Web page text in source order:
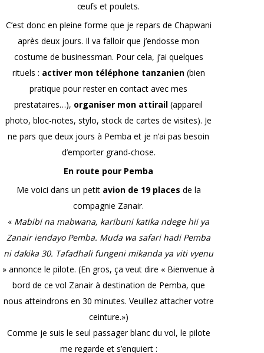
œufs et poulets.
C’est donc en pleine forme que je repars de Chapwani
après deux jours. Il va falloir que j’endosse mon
costume de businessman. Pour cela, j’ai quelques
rituels : activer mon téléphone tanzanien(bien
pratique pour rester en contact avec mes
prestataires…), organiser mon attirail (appareil
photo, bloc-notes, stylo, stock de cartes de visites). Je
ne pars que deux jours à Pemba et je n’ai pas besoin
d’emporter grand-chose.
En route pour Pemba
Me voici dans un petit avion de 19 places de la
compagnie Zanair.
« Mabibi na mabwana, karibuni katika ndege hii ya
Zanair iendayo Pemba. Muda wa safari hadi Pemba
ni dakika 30. Tafadhali fungeni mikanda ya viti vyenu
» annonce le pilote. (En gros, ça veut dire « Bienvenue à
bord de ce vol Zanair à destination de Pemba, que
nous atteindrons en 30 minutes. Veuillez attacher votre
ceinture.»)
Comme je suis le seul passager blanc du vol, le pilote
me regarde et s’enquiert :